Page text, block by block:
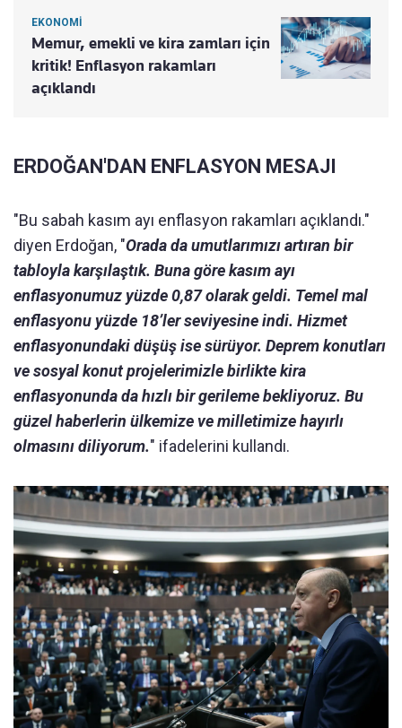
EKONOMİ
Memur, emekli ve kira zamları için
kritik! Enflasyon rakamları
açıklandı
ERDOĞAN'DAN ENFLASYON MESAJI
"Bu sabah kasım ayı enflasyon rakamları açıklandı."
diyen Erdoğan, "Orada da umutlarımızı artıran bir
tabloyla karşılaştık. Buna göre kasım ayı
enflasyonumuz yüzde 0,87 olarak geldi. Temel mal
enflasyonu yüzde 18’ler seviyesine indi. Hizmet
enflasyonundaki düşüş ise sürüyor. Deprem konutları
ve sosyal konut projelerimizle birlikte kira
enflasyonunda da hızlı bir gerileme bekliyoruz. Bu
güzel haberlerin ülkemize ve milletimize hayırlı
olmasını diliyorum." ifadelerini kullandı.